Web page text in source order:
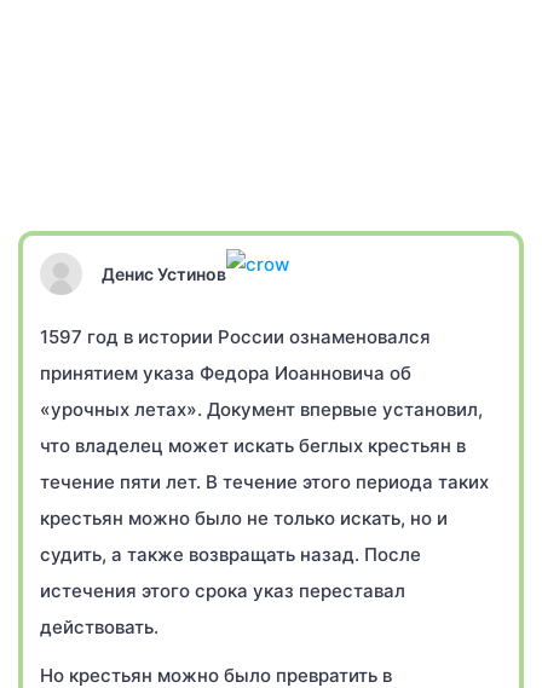
Денис Устинов
1597 год в истории России ознаменовался
принятием указа Федора Иоанновича об
«урочных летах». Документ впервые установил,
что владелец может искать беглых крестьян в
течение пяти лет. В течение этого периода таких
крестьян можно было не только искать, но и
судить, а также возвращать назад. После
истечения этого срока указ переставал
действовать.
Но крестьян можно было превратить в